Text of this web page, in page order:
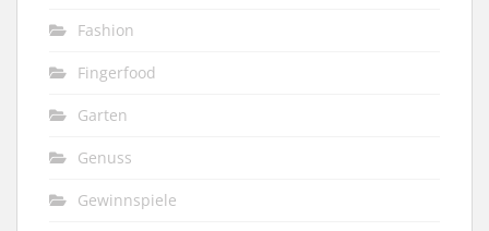
Fashion
Fingerfood
Garten
Genuss
Gewinnspiele